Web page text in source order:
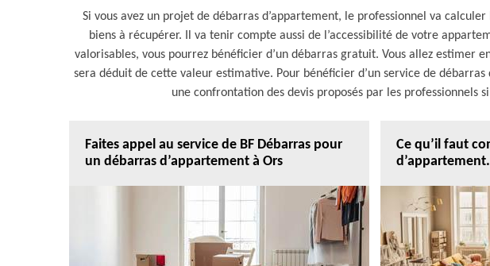
Si vous avez un projet de débarras d’appartement, le professionnel va
biens à récupérer. Il va tenir compte aussi de l’accessibilité de votre
valorisables, vous pourrez bénéficier d’un débarras gratuit. Vous allez estimer
sera déduit de cette valeur estimative. Pour bénéficier d’un service de
une confrontation des devis proposés par les professionnels
Faites appel au service de BF Débarras pour
un débarras d’appartement à Ors
Ce qu’il faut
d’appartement.